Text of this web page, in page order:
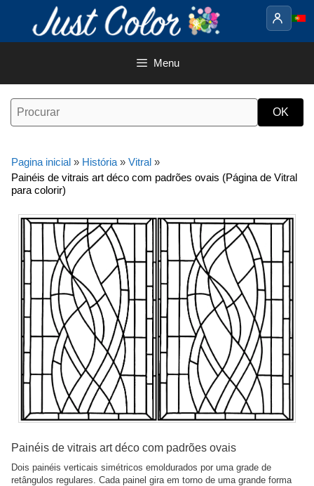
o
Menu
Pagina inicial » História » Vitral »
Painéis de vitrais art déco com padrões ovais (Página de Vitral
para colorir)
Painéis de vitrais art déco com padrões ovais
Dois painéis verticais simétricos emoldurados por uma grade de
retângulos regulares. Cada painel gira em torno de uma grande forma